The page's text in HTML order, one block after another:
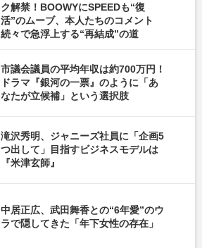
ク解禁！BOOWYにSPEEDも“復
活”のムーブ、本人たちのコメント
続々で急浮上する“再結成”の道
市議会議員の平均年収は約700万円！
ドラマ『銀河の一票』のように「あ
なたが立候補」という選択肢
滝沢秀明、ジャニーズ社員に「企画5
つ出して」目指すビジネスモデルは
『米津玄師』
中居正広、武田舞香との“6年愛”のウ
ラで隠してきた「年下女性の存在」